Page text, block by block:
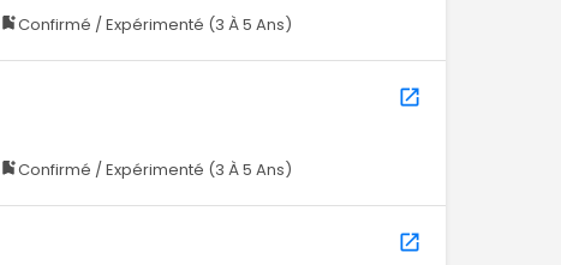
Confirmé / Expérimenté (3 À 5 Ans)
Confirmé / Expérimenté (3 À 5 Ans)